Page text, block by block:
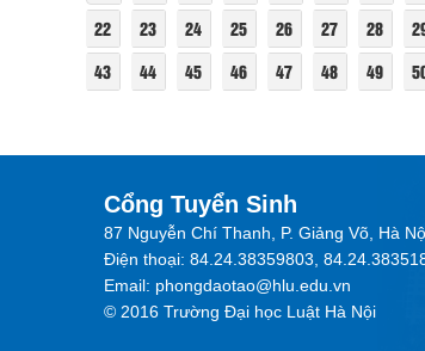
22
23 24 25 26 27 28
43
44 45 46 47 48 49
Cổng Tuyển Sinh
87 Nguyễn Chí Thanh, P. Giảng Võ, Hà
Điện thoại: 84.24.38359803,
Email: phongdaotao@hlu.edu.vn
© 2016 Trường Đại học Luật Hà Nội